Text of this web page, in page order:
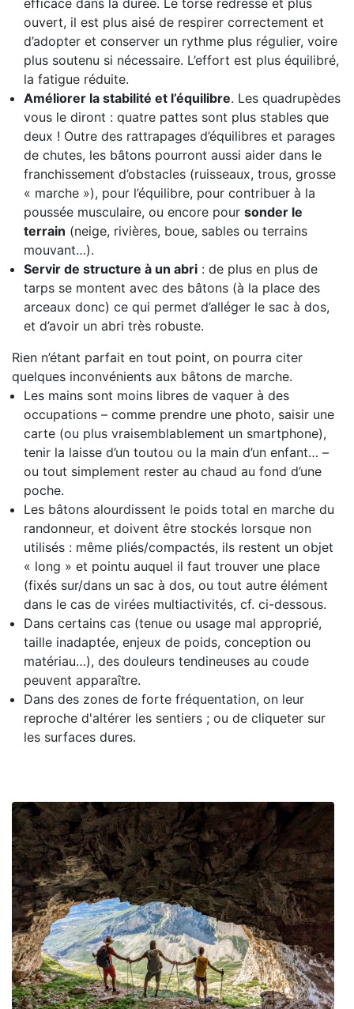
efficace dans la durée. Le torse redressé et plus
ouvert, il est plus aisé de respirer correctement et
d’adopter et conserver un rythme plus régulier, voire
plus soutenu si nécessaire. L’effort est plus équilibré,
la fatigue réduite.
Améliorer la stabilité et l’équilibre. Les quadrupèdes
vous le diront : quatre pattes sont plus stables que
deux ! Outre des rattrapages d’équilibres et parages
de chutes, les bâtons pourront aussi aider dans le
franchissement d’obstacles (ruisseaux, trous, grosse
« marche »), pour l’équilibre, pour contribuer à la
poussée musculaire, ou encore pour sonder le
terrain (neige, rivières, boue, sables ou terrains
mouvant…).
Servir de structure à un abri : de plus en plus de
tarps se montent avec des bâtons (à la place des
arceaux donc) ce qui permet d’alléger le sac à dos,
et d’avoir un abri très robuste.
Rien n’étant parfait en tout point, on pourra citer
quelques inconvénients aux bâtons de marche.
Les mains sont moins libres de vaquer à des
occupations – comme prendre une photo, saisir une
carte (ou plus vraisemblablement un smartphone),
tenir la laisse d’un toutou ou la main d’un enfant… –
ou tout simplement rester au chaud au fond d’une
poche.
Les bâtons alourdissent le poids total en marche du
randonneur, et doivent être stockés lorsque non
utilisés : même pliés/compactés, ils restent un objet
« long » et pointu auquel il faut trouver une place
(fixés sur/dans un sac à dos, ou tout autre élément
dans le cas de virées multiactivités, cf. ci-dessous.
Dans certains cas (tenue ou usage mal approprié,
taille inadaptée, enjeux de poids, conception ou
matériau…), des douleurs tendineuses au coude
peuvent apparaître.
Dans des zones de forte fréquentation, on leur
reproche d'altérer les sentiers ; ou de cliqueter sur
les surfaces dures.